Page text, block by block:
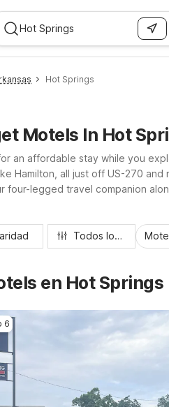
Hot Springs
Motels In Hot
an affordable stay while you
Hamilton, all just off US-270
four-legged travel companion
Todos los filtros
en Hot Springs
6